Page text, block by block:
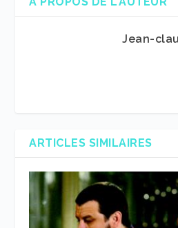
Jean-
ARTICLES SIMILAIRES